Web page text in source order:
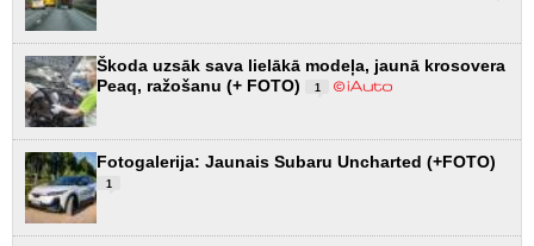
Škoda uzsāk sava lielākā modeļa, jaunā krosovera
Peaq, ražošanu (+ FOTO)
1
Fotogalerija: Jaunais Subaru Uncharted (+FOTO)
1